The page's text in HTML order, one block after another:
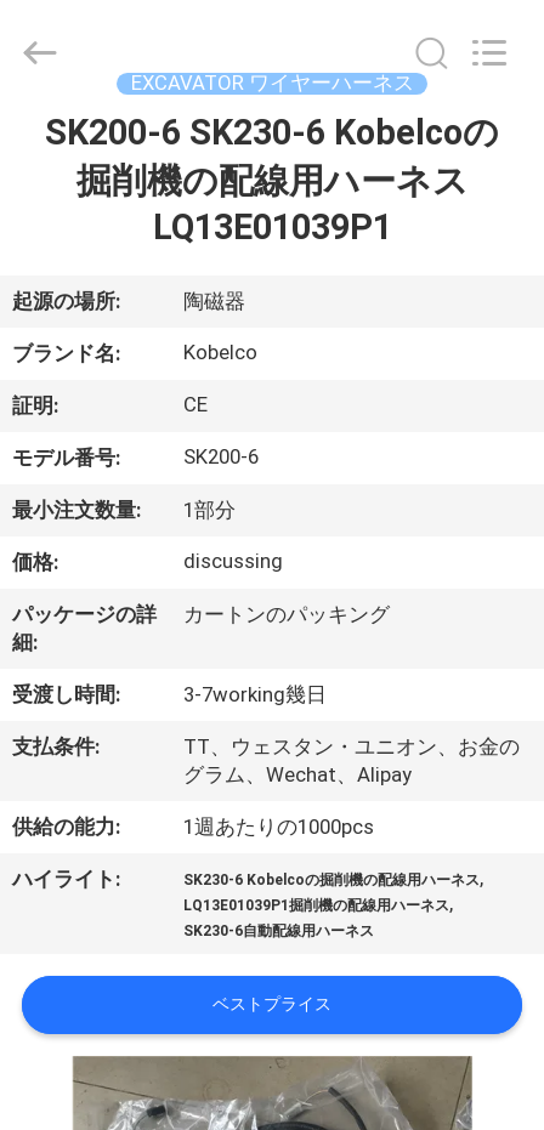
ダ
ク
ト
私
達
つ
い
て
工
場
行
2026
Beijing
Management
Services
EXCAVATOR ワイヤーハーネス
SK200-6 SK230-6 Kobelcoの
掘削機の配線用ハーネス
LQ13E01039P1
起源の場所: 陶磁器
ブランド名: Kobelco
証明: CE
モデル番号: SK200-6
最小注文数量: 1部分
価格: discussing
パッケージの詳
細:
カートンのパッキング
受渡し時間: 3-7working幾日
支払条件:
TT、ウェスタン・ユニオン、お金の
グラム、Wechat、Alipay
供給の能力: 1週あたりの1000pcs
ハイライト: SK230-6 Kobelcoの掘削機の配線用ハーネス,
LQ13E01039P1掘削機の配線用ハーネス,
SK230-6自動配線用ハーネス
ベストプライス